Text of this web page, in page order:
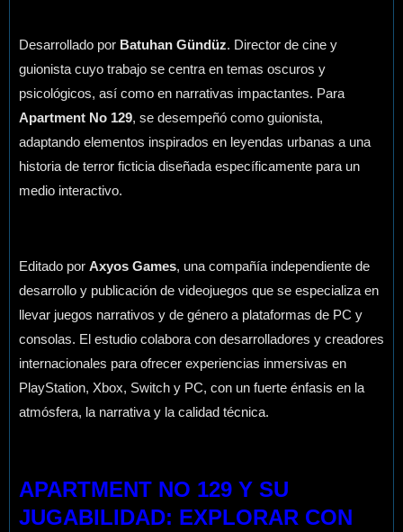
Desarrollado por Batuhan Gündüz. Director de cine y
guionista cuyo trabajo se centra en temas oscuros y
psicológicos, así como en narrativas impactantes. Para
Apartment No 129, se desempeñó como guionista,
adaptando elementos inspirados en leyendas urbanas a una
historia de terror ficticia diseñada específicamente para un
medio interactivo.
Editado por Axyos Games, una compañía independiente de
desarrollo y publicación de videojuegos que se especializa en
llevar juegos narrativos y de género a plataformas de PC y
consolas. El estudio colabora con desarrolladores y creadores
internacionales para ofrecer experiencias inmersivas en
PlayStation, Xbox, Switch y PC, con un fuerte énfasis en la
atmósfera, la narrativa y la calidad técnica.
APARTMENT NO 129 Y SU
JUGABILIDAD: EXPLORAR CON